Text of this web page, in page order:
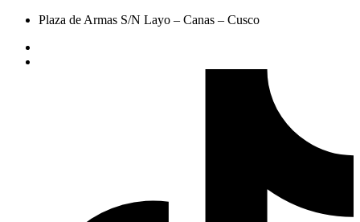
Plaza de Armas S/N Layo – Canas – Cusco